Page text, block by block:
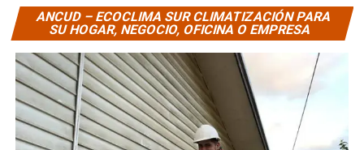
ANCUD – ECOCLIMA SUR CLIMATIZACIÓN PARA
SU HOGAR, NEGOCIO, OFICINA O EMPRESA